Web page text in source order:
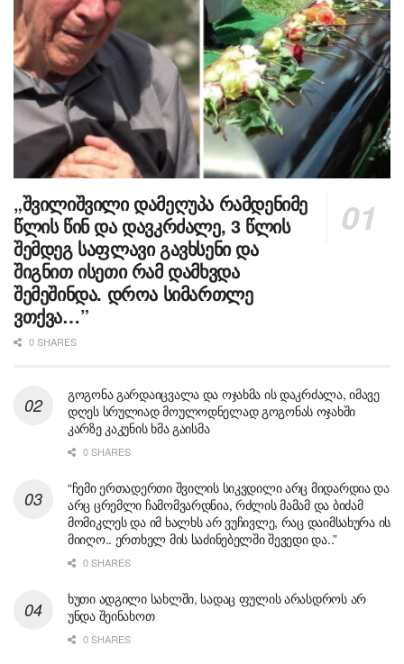
„შვილიშვილი დამეღუპა რამდენიმე
წლის წინ და დავკრძალე, 3 წლის
შემდეგ საფლავი გავხსენი და
შიგნით ისეთი რამ დამხვდა
შემეშინდა. დროა სიმართლე
ვთქვა…”
0 SHARES
გოგონა გარდაიცვალა და ოჯახმა ის დაკრძალა, იმავე
დღეს სრულიად მოულოდნელად გოგონას ოჯახში
კარზე კაკუნის ხმა გაისმა
0 SHARES
“ჩემი ერთადერთი შვილის სიკვდილი არც მიდარდია და
არც ცრემლი ჩამომვარდნია, რძლის მამამ და ბიძამ
მომიკლეს და იმ ხალხს არ ვუჩივლე, რაც დაიმსახურა ის
მიიღო.. ერთხელ მის საძინებელში შევედი და..”
0 SHARES
ხუთი ადგილი სახლში, სადაც ფულის არასდროს არ
უნდა შეინახოთ
0 SHARES